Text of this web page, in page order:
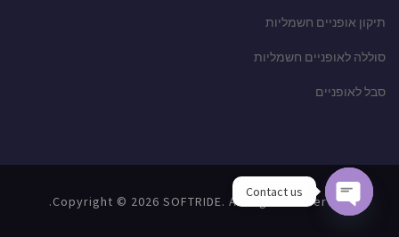
תיקון אופניים חשמליות
סוללה לאופניים חשמליות
סבל לאופניים
Copyright © 2026 SOFTRIDE. All Rights Reserved.
Contact us
Open chaty